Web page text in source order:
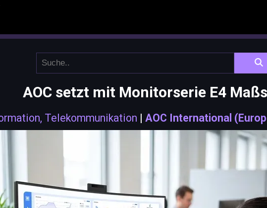
AOC setzt mit Monitorserie E4
Telekommunikation | AOC International